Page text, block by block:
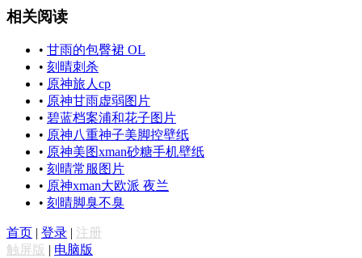
相关阅读
• 甘雨的包臀裙 OL
• 刻晴刺杀
• 原神旅人cp
• 原神甘雨虚弱图片
• 碧蓝档案浦和花子图片
• 原神八重神子美脚控壁纸
• 原神美图xman砂糖手机壁纸
• 刻晴常服图片
• 原神xman大欧派 夜兰
• 刻晴脚臭不臭
首页 | 登录 | 注册
触屏版 | 电脑版